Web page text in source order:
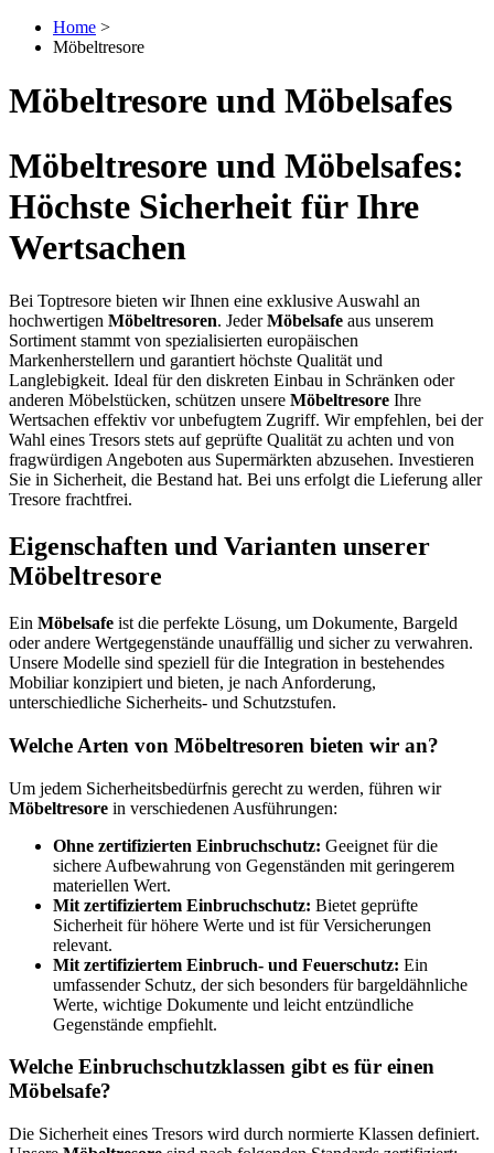
Home >
Möbeltresore
Möbeltresore und Möbelsafes
Möbeltresore und Möbelsafes:
Höchste Sicherheit für Ihre
Wertsachen
Bei Toptresore bieten wir Ihnen eine exklusive Auswahl an
hochwertigen Möbeltresoren. JederMöbelsafe aus unserem
Sortiment stammt von spezialisierten europäischen
Markenherstellern und garantiert höchste Qualität und
Langlebigkeit. Ideal für den diskreten Einbau in Schränken oder
anderen Möbelstücken, schützen unsere Möbeltresore Ihre
Wertsachen effektiv vor unbefugtem Zugriff. Wir empfehlen, bei der
Wahl eines Tresors stets auf geprüfte Qualität zu achten und von
fragwürdigen Angeboten aus Supermärkten abzusehen. Investieren
Sie in Sicherheit, die Bestand hat. Bei uns erfolgt die Lieferung aller
Tresore frachtfrei.
Eigenschaften und Varianten unserer
Möbeltresore
Ein Möbelsafe ist die perfekte Lösung, um Dokumente, Bargeld
oder andere Wertgegenstände unauffällig und sicher zu verwahren.
Unsere Modelle sind speziell für die Integration in bestehendes
Mobiliar konzipiert und bieten, je nach Anforderung,
unterschiedliche Sicherheits- und Schutzstufen.
Welche Arten von Möbeltresoren bieten wir an?
Um jedem Sicherheitsbedürfnis gerecht zu werden, führen wir
Möbeltresore in verschiedenen Ausführungen:
Ohne zertifizierten Einbruchschutz: Geeignet für die
sichere Aufbewahrung von Gegenständen mit geringerem
materiellen Wert.
Mit zertifiziertem Einbruchschutz: Bietet geprüfte
Sicherheit für höhere Werte und ist für Versicherungen
relevant.
Mit zertifiziertem Einbruch- und Feuerschutz: Ein
umfassender Schutz, der sich besonders für bargeldähnliche
Werte, wichtige Dokumente und leicht entzündliche
Gegenstände empfiehlt.
Welche Einbruchschutzklassen gibt es für einen
Möbelsafe?
Die Sicherheit eines Tresors wird durch normierte Klassen definiert.